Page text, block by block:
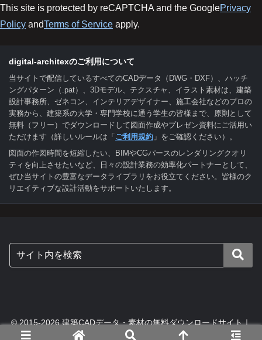
This site is protected by reCAPTCHA and the GooglePrivacy
Policy andTerms of Service apply.
digital-architexのご利用について
当サイトで配信しているすべてのCADデータ（DWG・DXF）、ハッチ
ングパターン（.pat）、3Dモデル、テクスチャ、イラスト素材は、建築
設計事務所、ゼネコン、インテリアデザイナー、施工会社などのプロの
実務から、建築系の大学・専門学校に通う学生の皆様まで、原則として
無料（フリー）でダウンロードして図面作成やプレゼン資料にご活用い
ただけます（詳しいルールは「 ご利用規約 」をご確認ください）。
図面の作図時間を短縮したい、BIMやCGパースのレンダリングクオリ
ティを向上させたいなど、日々の設計業務の効率化パートナーとして、
ぜひ当サイトの豊富なデータライブラリをお役立てください。皆様のク
リエイティブな設計活動をサポートいたします。
© 2015-2026 建築CADデータ・素材の無料ダウンロードサイト｜
digital-architex.